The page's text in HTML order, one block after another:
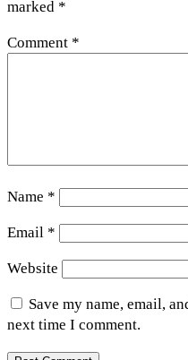
marked *
Comment *
Name *
Email *
Website
Save my name, email,
next time I comment.